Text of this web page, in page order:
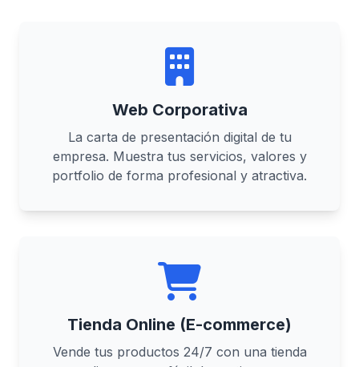
Web Corporativa
La carta de presentación digital de tu
empresa. Muestra tus servicios, valores y
portfolio de forma profesional y atractiva.
Tienda Online (E-commerce)
Vende tus productos 24/7 con una tienda